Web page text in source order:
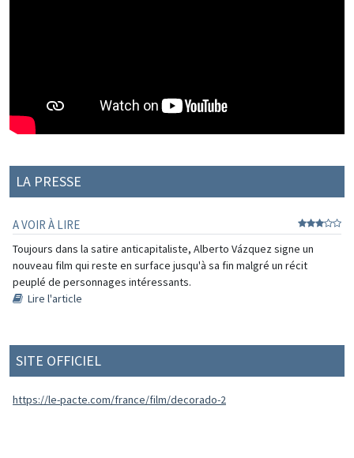
LA PRESSE
A VOIR À LIRE
Toujours dans la satire anticapitaliste, Alberto Vázquez signe un
nouveau film qui reste en surface jusqu'à sa fin malgré un récit
peuplé de personnages intéressants.
Lire l'article
SITE OFFICIEL
https://le-pacte.com/france/film/decorado-2